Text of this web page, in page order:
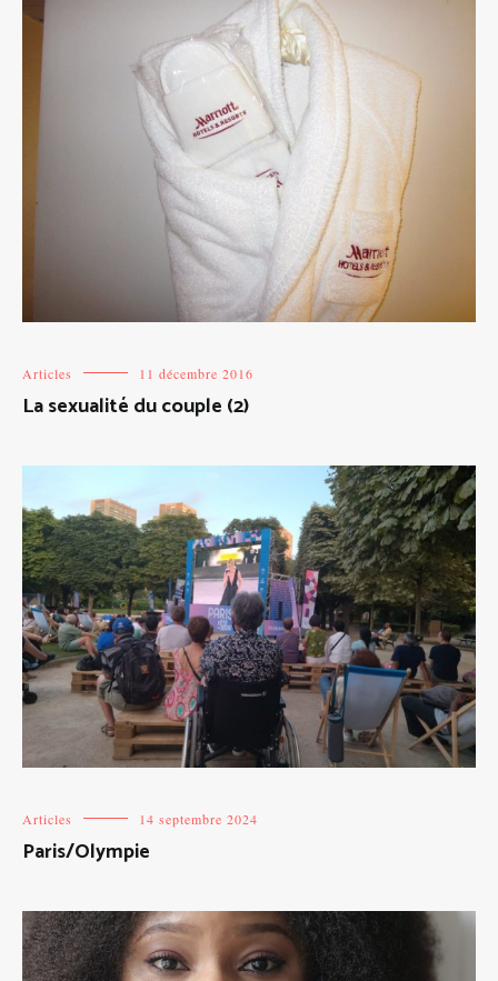
Articles 11 décembre 2016
La sexualité du couple (2)
Articles 14 septembre 2024
Paris/Olympie